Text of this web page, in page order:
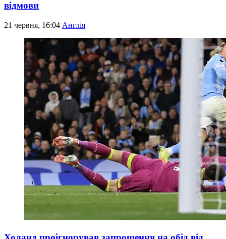
відмови
21 червня, 16:04 Англія